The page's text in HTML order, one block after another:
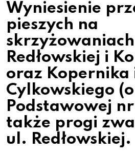
Wyniesienie
pieszych na
Redłowskiej i
oraz Kopernika
Cylkowskiego
Podstawowej
także progi
ul. Redłowskiej.